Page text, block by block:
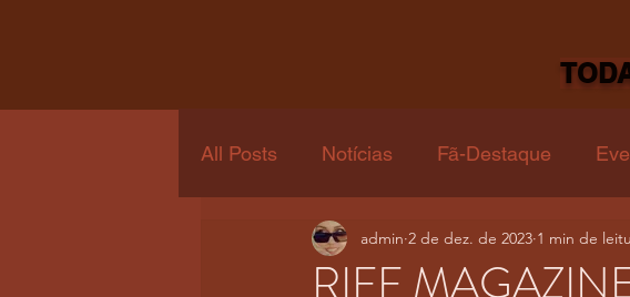
All Posts Notícias Fã-Destaque
RIFF
admin 2 de dez. de 2023 1 min de